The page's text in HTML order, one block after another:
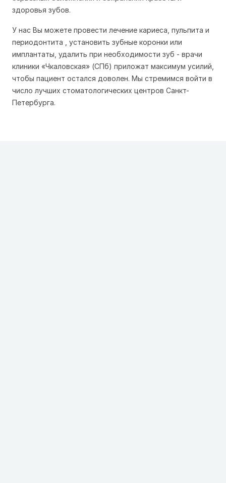
здоровья зубов.
У нас Вы можете провести лечение кариеса, пульпита и
периодонтита , установить зубные коронки или
имплантаты, удалить при необходимости зуб - врачи
клиники «Чкаловская» (СПб) приложат максимум усилий,
чтобы пациент остался доволен. Мы стремимся войти в
число лучших стоматологических центров Санкт-
Петербурга.